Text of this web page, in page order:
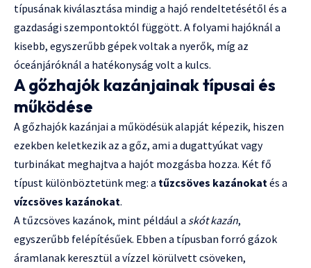
típusának kiválasztása mindig a hajó rendeltetésétől és a
gazdasági szempontoktól függött. A folyami hajóknál a
kisebb, egyszerűbb gépek voltak a nyerők, míg az
óceánjáróknál a hatékonyság volt a kulcs.
A gőzhajók kazánjainak típusai és
működése
A gőzhajók kazánjai a működésük alapját képezik, hiszen
ezekben keletkezik az a gőz, ami a dugattyúkat vagy
turbinákat meghajtva a hajót mozgásba hozza. Két fő
típust különböztetünk meg: a tűzcsöves kazánokat és a
vízcsöves kazánokat.
A tűzcsöves kazánok, mint például a skót kazán,
egyszerűbb felépítésűek. Ebben a típusban forró gázok
áramlanak keresztül a vízzel körülvett csöveken,